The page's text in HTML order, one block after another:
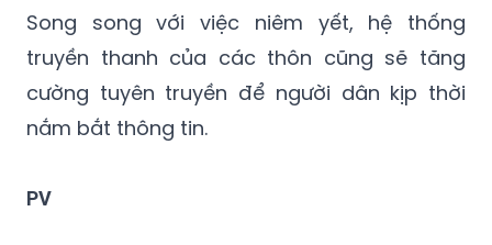
liên hệ ông Lê Trọng Nguyên qua số điện
thoại 093.684.8891.
Song song với việc niêm yết, hệ thống
truyền thanh của các thôn cũng sẽ tăng
nắm bắt thông tin.